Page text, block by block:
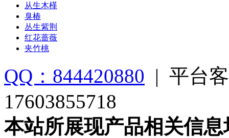
从生木槿
臭椿
丛生紫荆
红花蔷薇
夹竹桃
QQ：844420880 | 平台
17603855718
本站所展现产品相关信